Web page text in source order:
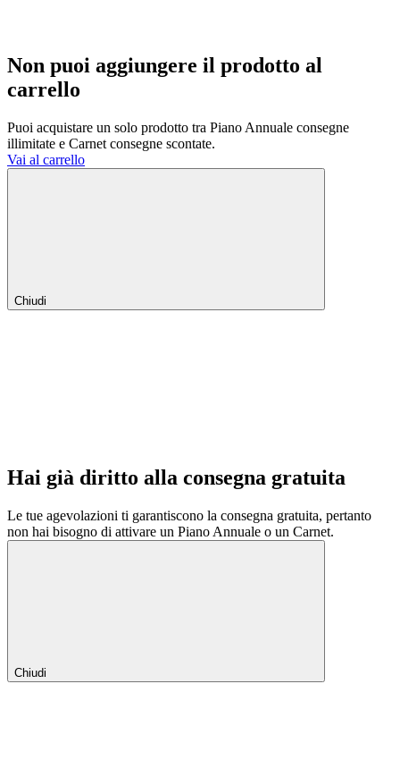
Non puoi aggiungere il prodotto al
carrello
Puoi acquistare un solo prodotto tra Piano Annuale consegne
illimitate e Carnet consegne scontate.
Vai al carrello
Chiudi
Hai già diritto alla consegna gratuita
Le tue agevolazioni ti garantiscono la consegna gratuita, pertanto
non hai bisogno di attivare un Piano Annuale o un Carnet.
Chiudi